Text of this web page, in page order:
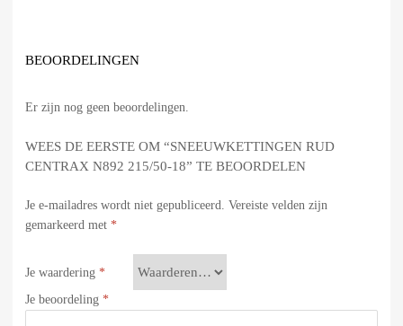
BEOORDELINGEN
Er zijn nog geen beoordelingen.
WEES DE EERSTE OM “SNEEUWKETTINGEN RUD
CENTRAX N892 215/50-18” TE BEOORDELEN
Je e-mailadres wordt niet gepubliceerd. Vereiste velden zijn
gemarkeerd met *
Je waardering *
Je beoordeling *